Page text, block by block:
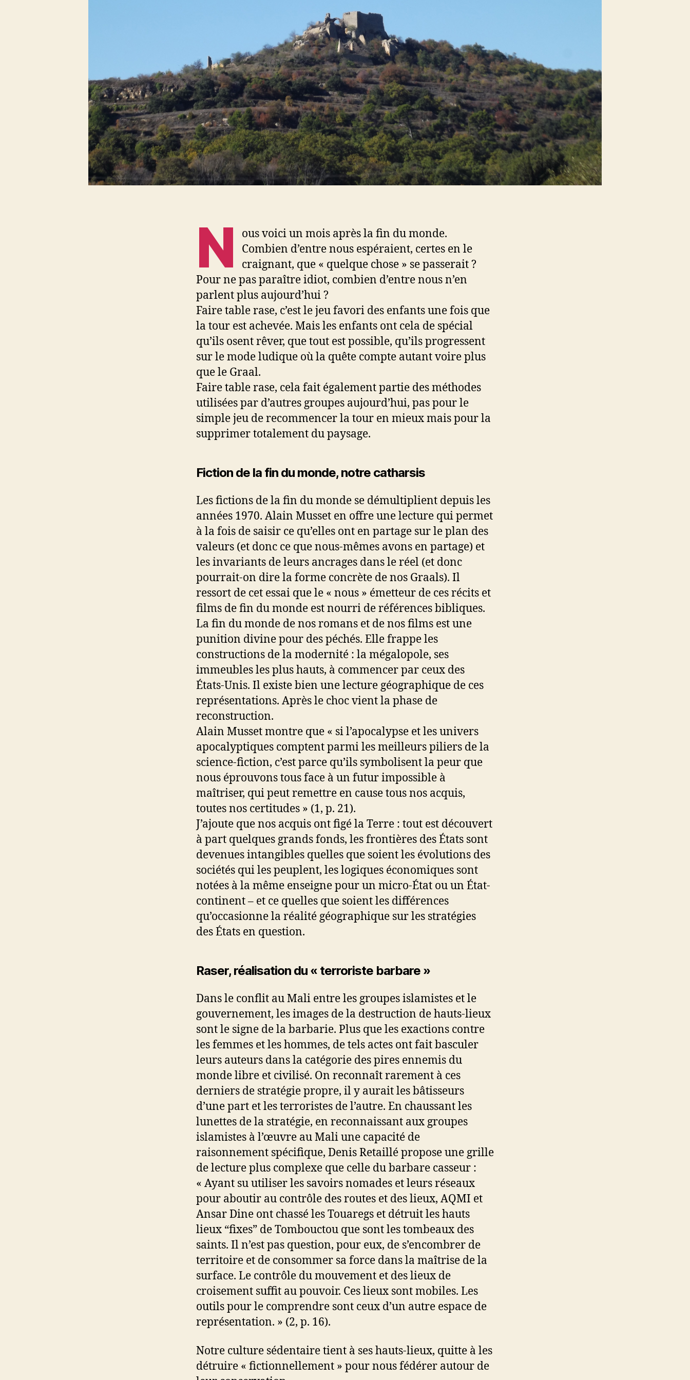
N
ous voici un mois après la fin du monde.
Combien d’entre nous espéraient, certes en le
craignant, que « quelque chose » se passerait ?
Pour ne pas paraître idiot, combien d’entre nous n’en
parlent plus aujourd’hui ?
Faire table rase, c’est le jeu favori des enfants une fois que
la tour est achevée. Mais les enfants ont cela de spécial
qu’ils osent rêver, que tout est possible, qu’ils progressent
sur le mode ludique où la quête compte autant voire plus
que le Graal.
Faire table rase, cela fait également partie des méthodes
utilisées par d’autres groupes aujourd’hui, pas pour le
simple jeu de recommencer la tour en mieux mais pour la
supprimer totalement du paysage.
Fiction de la fin du monde, notre catharsis
Les fictions de la fin du monde se démultiplient depuis les
années 1970. Alain Musset en offre une lecture qui permet
à la fois de saisir ce qu’elles ont en partage sur le plan des
valeurs (et donc ce que nous-mêmes avons en partage) et
les invariants de leurs ancrages dans le réel (et donc
pourrait-on dire la forme concrète de nos Graals). Il
ressort de cet essai que le « nous » émetteur de ces récits et
films de fin du monde est nourri de références bibliques.
La fin du monde de nos romans et de nos films est une
punition divine pour des péchés. Elle frappe les
constructions de la modernité : la mégalopole, ses
immeubles les plus hauts, à commencer par ceux des
États-Unis. Il existe bien une lecture géographique de ces
représentations. Après le choc vient la phase de
reconstruction.
Alain Musset montre que « si l’apocalypse et les univers
apocalyptiques comptent parmi les meilleurs piliers de la
science-fiction, c’est parce qu’ils symbolisent la peur que
nous éprouvons tous face à un futur impossible à
maîtriser, qui peut remettre en cause tous nos acquis,
toutes nos certitudes » (1, p. 21).
J’ajoute que nos acquis ont figé la Terre : tout est découvert
à part quelques grands fonds, les frontières des États sont
devenues intangibles quelles que soient les évolutions des
sociétés qui les peuplent, les logiques économiques sont
notées à la même enseigne pour un micro-État ou un État-
continent – et ce quelles que soient les différences
qu’occasionne la réalité géographique sur les stratégies
des États en question.
Raser, réalisation du « terroriste barbare »
Dans le conflit au Mali entre les groupes islamistes et le
gouvernement, les images de la destruction de hauts-lieux
sont le signe de la barbarie. Plus que les exactions contre
les femmes et les hommes, de tels actes ont fait basculer
leurs auteurs dans la catégorie des pires ennemis du
monde libre et civilisé. On reconnaît rarement à ces
derniers de stratégie propre, il y aurait les bâtisseurs
d’une part et les terroristes de l’autre. En chaussant les
lunettes de la stratégie, en reconnaissant aux groupes
islamistes à l’œuvre au Mali une capacité de
raisonnement spécifique, Denis Retaillé propose une grille
de lecture plus complexe que celle du barbare casseur :
« Ayant su utiliser les savoirs nomades et leurs réseaux
pour aboutir au contrôle des routes et des lieux, AQMI et
Ansar Dine ont chassé les Touaregs et détruit les hauts
lieux “fixes” de Tombouctou que sont les tombeaux des
saints. Il n’est pas question, pour eux, de s’encombrer de
territoire et de consommer sa force dans la maîtrise de la
surface. Le contrôle du mouvement et des lieux de
croisement suffit au pouvoir. Ces lieux sont mobiles. Les
outils pour le comprendre sont ceux d’un autre espace de
représentation. » (2, p. 16).
Notre culture sédentaire tient à ses hauts-lieux, quitte à les
détruire « fictionnellement » pour nous fédérer autour de